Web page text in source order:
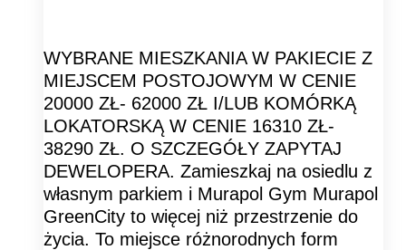
WYBRANE MIESZKANIA W PAKIECIE Z
MIEJSCEM POSTOJOWYM W CENIE
20000 ZŁ- 62000 ZŁ I/LUB KOMÓRKĄ
LOKATORSKĄ W CENIE 16310 ZŁ-
38290 ZŁ. O SZCZEGÓŁY ZAPYTAJ
DEWELOPERA. Zamieszkaj na osiedlu z
własnym parkiem i Murapol Gym Murapol
GreenCity to więcej niż przestrzenie do
życia. To miejsce różnorodnych form